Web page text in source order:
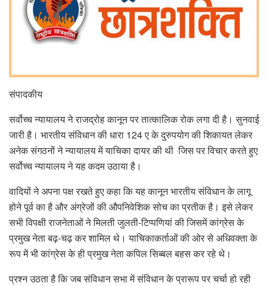
संपादकीय
सर्वोच्च न्यायालय ने राजद्रोह कानून पर तात्कालिक रोक लगा दी है। सुनवाई
जारी है। भारतीय संविधान की धारा 124 ए के दुरुपयोग की शिकायत लेकर
अनेक संगठनों ने न्यायालय में याचिका दायर की थी जिस पर विचार करते हुए
सर्वोच्च न्यायालय ने यह कदम उठाया है।
वादियों ने अपना पक्ष रखते हुए कहा कि यह कानून भारतीय संविधान के लागू
होने पूर्व का है और अंग्रेजों की औपनिवेशिक सोच का प्रतीक है। इसे लेकर
सभी विपक्षी राजनेताओं ने मिलती जुलती-टिप्पणियां की जिसमें कांग्रेस के
प्रमुख नेता बढ़-चढ़ कर शामिल थे। याचिकाकर्ताओं की ओर से अधिवक्ता के
रूप में भी कांग्रेस के ही प्रमुख नेता कपिल सिब्बल बहस कर रहे थे।
प्रश्न उठता है कि जब संविधान सभा में संविधान के प्रारूप पर चर्चा हो रही